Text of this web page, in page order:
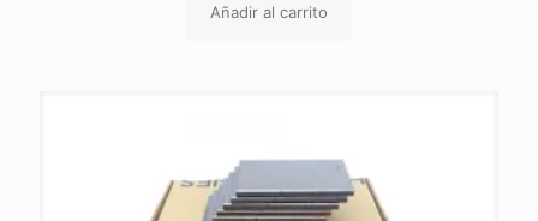
Añadir al carrito